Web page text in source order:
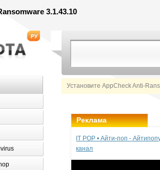
3.1.43.10
Установите AppCheck Anti-
Реклама
IT POP • Айти-поп -
канал